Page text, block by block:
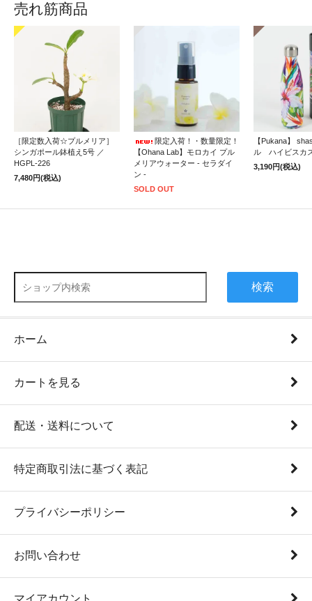
売れ筋商品
［限定数入荷☆プルメリア］
シンガポール鉢植え5号 ／
HGPL-226
7,480円(税込)
限定入荷！・数量限定！
【Ohana Lab】モロカイ プル
メリアウォーター - セラダイ
ン -
SOLD OUT
【Pukana】
ル ハイビスカ
3,190円(税込)
検索
ホーム
カートを見る
配送・送料について
特定商取引法に基づく表記
プライバシーポリシー
お問い合わせ